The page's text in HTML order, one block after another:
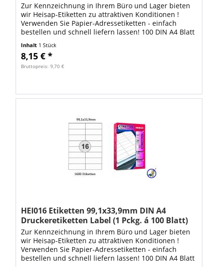
Zur Kennzeichnung in Ihrem Büro und Lager bieten
wir Heisap-Etiketten zu attraktiven Konditionen !
Verwenden Sie Papier-Adressetiketten - einfach
bestellen und schnell liefern lassen! 100 DIN A4 Blatt
Inhalt 1 Stück
8,15 € *
Bruttopreis: 9,70 €
HEI016 Etiketten 99,1x33,9mm DIN A4
Druckeretiketten Label (1 Pckg. á 100 Blatt)
Zur Kennzeichnung in Ihrem Büro und Lager bieten
wir Heisap-Etiketten zu attraktiven Konditionen !
Verwenden Sie Papier-Adressetiketten - einfach
bestellen und schnell liefern lassen! 100 DIN A4 Blatt